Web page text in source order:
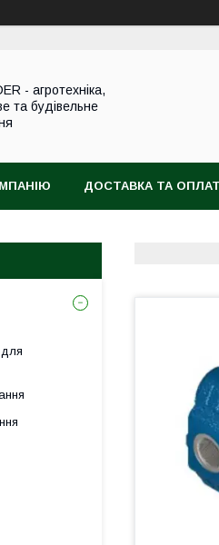
- агротехніка,
та будівельне
ДОСТАВКА ТА